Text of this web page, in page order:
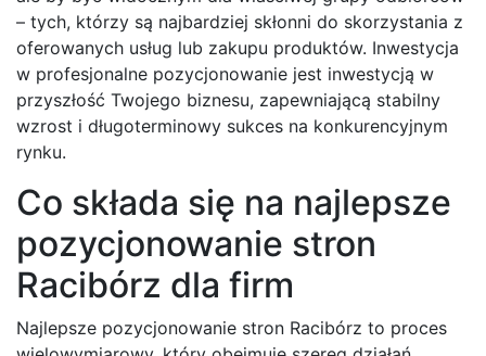
– tych, którzy są najbardziej skłonni do skorzystania z
oferowanych usług lub zakupu produktów. Inwestycja
w profesjonalne pozycjonowanie jest inwestycją w
przyszłość Twojego biznesu, zapewniającą stabilny
wzrost i długoterminowy sukces na konkurencyjnym
rynku.
Co składa się na najlepsze
pozycjonowanie stron
Racibórz dla firm
Najlepsze pozycjonowanie stron Racibórz to proces